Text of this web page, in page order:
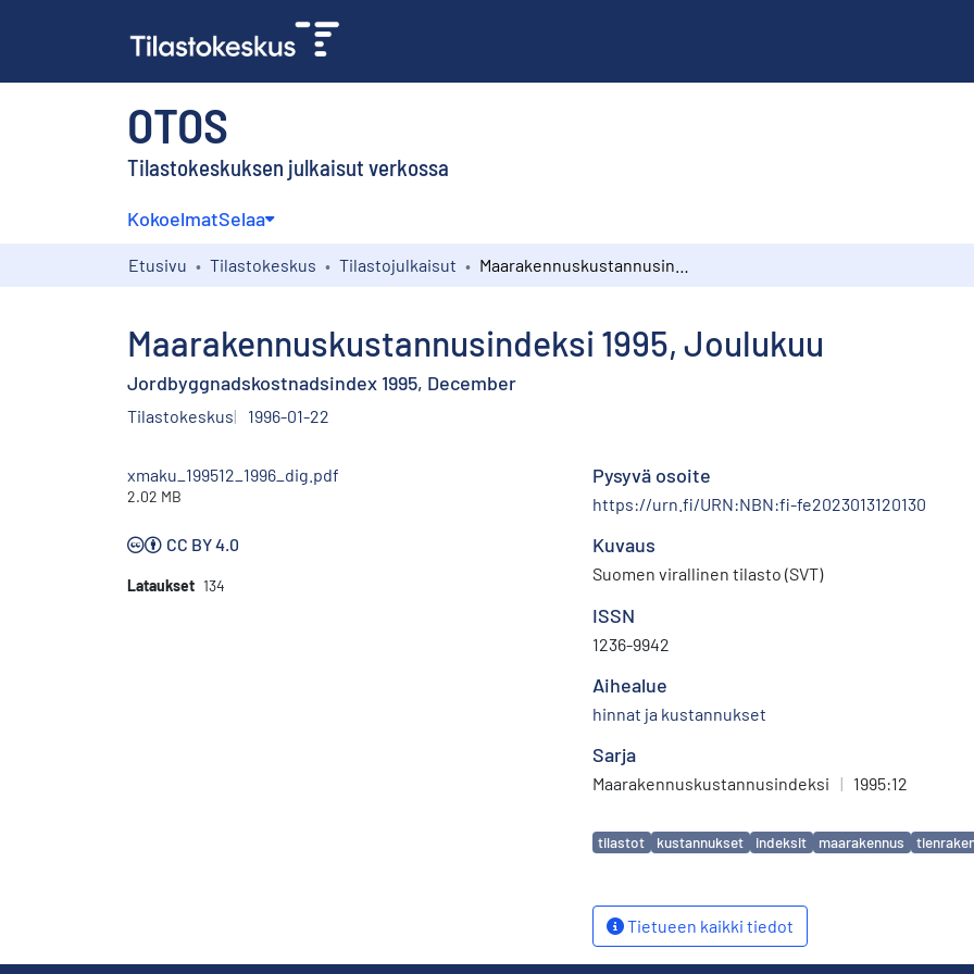
OTOS
Tilastokeskuksen julkaisut verkossa
KokoelmatSelaa
Etusivu Tilastokeskus Tilastojulkaisut
Maarakennuskustannusindeksi 1995, Joulukuu
Jordbyggnadskostnadsindex 1995, December
Tilastokeskus 1996-01-22
xmaku_199512_1996_dig.pdf
2.02 MB
CC BY 4.0
Lataukset 134
Pysyvä osoite
https://urn.fi/URN:NBN:fi-fe2023013120130
Kuvaus
Suomen virallinen tilasto (SVT)
ISSN
1236-9942
Aihealue
hinnat ja kustannukset
Sarja
Maarakennuskustannusindeksi | 1995:12
Avainsanat
tilastot kustannukset indeksit maarakennus
Tietueen kaikki tiedot